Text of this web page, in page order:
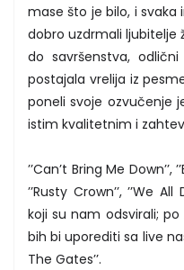
mase što je bilo, i
dobro uzdrmali ljubitelje
do savršenstva,
postajala vrelija iz
poneli svoje ozvučenje
istim kvalitetnim i
’’Can’t Bring Me Down’’,
’’Rusty Crown’’, ’’We
koji su nam odsvirali;
bih bi uporediti sa live
The Gates’’.